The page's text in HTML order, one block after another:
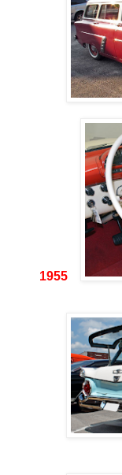
1955